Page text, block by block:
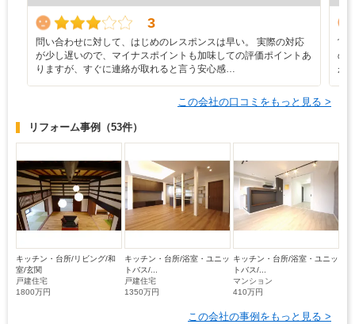
3
問い合わせに対して、はじめのレスポンスは早い。 実際の対応
が少し遅いので、マイナスポイントも加味しての評価ポイントあ
りますが、すぐに連絡が取れると言う安心感…
営
の3
が
この会社の口コミをもっと見る >
リフォーム事例 （53件）
キッチン・台所/リビング/和
室/玄関
戸建住宅
1800万円
キッチン・台所/浴室・ユニッ
トバス/...
戸建住宅
1350万円
キッチン・台所/浴室・ユニッ
トバス/...
マンション
410万円
この会社の事例をもっと見る >